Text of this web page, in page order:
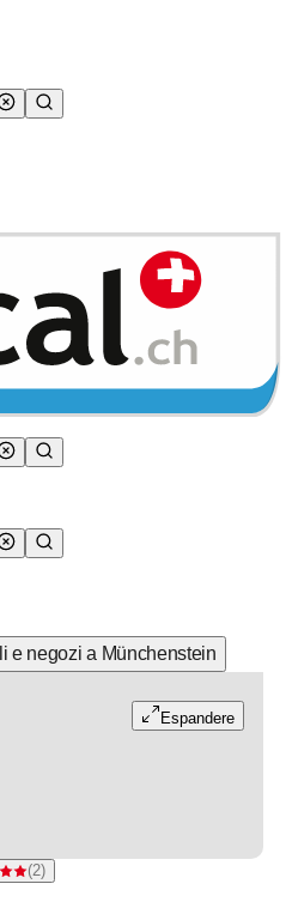
e negozi a Münchenstein
Espandere
5 di 5 stelle su 2 valutazioni
(2)